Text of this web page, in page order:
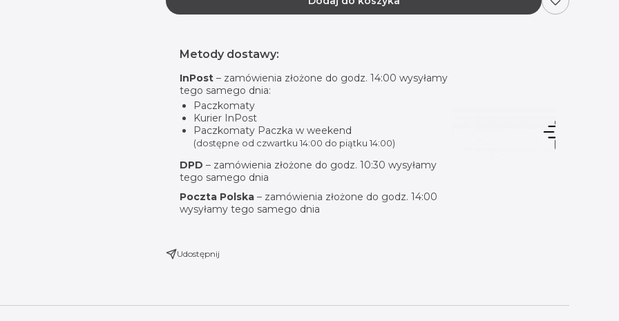
Metody dostawy:
InPost – zamówienia złożone do godz. 14:00 wysyłamy
tego samego dnia:
Paczkomaty
Kurier InPost
Paczkomaty Paczka w weekend
(dostępne od czwartku 14:00 do piątku 14:00)
DPD – zamówienia złożone do godz. 10:30 wysyłamy
tego samego dnia
Poczta Polska – zamówienia złożone do godz. 14:00
wysyłamy tego samego dnia
Udostępnij